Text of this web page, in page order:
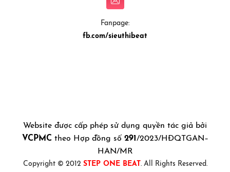
Fanpage:
fb.com/sieuthibeat
Website được cấp phép sử dụng quyền tác giả bởi
VCPMC theo Hợp đồng số 291/2023/HĐQTGAN–
HAN/MR
Copyright © 2012 STEP ONE BEAT . All Rights Reserved.